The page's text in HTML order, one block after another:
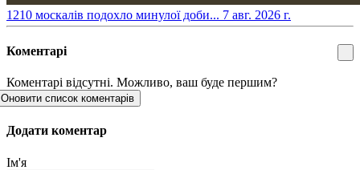
​1210 москалів подохло минулої доби... 7 авг. 2026 г.
Коментарі
Коментарі відсутні. Можливо, ваш буде першим?
Оновити список коментарів
Додати коментар
Ім'я